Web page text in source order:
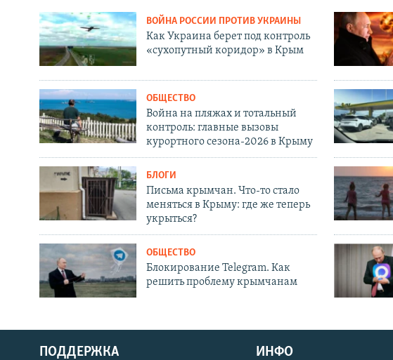
ВОЙНА РОССИИ ПРОТИВ УКРАИНЫ
Как Украина берет под контроль
«сухопутный коридор» в Крым
ОБЩЕСТВО
Война на пляжах и тотальный
контроль: главные вызовы
курортного сезона-2026 в Крыму
БЛОГИ
Письма крымчан. Что-то стало
меняться в Крыму: где же теперь
укрыться?
ОБЩЕСТВО
Блокирование Telegram. Как
решить проблему крымчанам
ПОДДЕРЖКА ИНФО